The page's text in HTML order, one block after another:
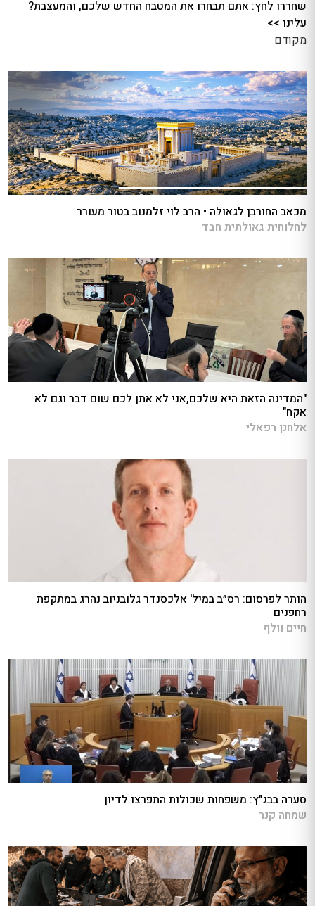
שחררו לחץ: אתם תבחרו את המטבח החדש שלכם, והמעצבת?
עלינו >>
מקודם
מכאב החורבן לגאולה • הרב לוי זלמנוב בטור מעורר
לחלוחית גאולתית חבד
"המדינה הזאת היא שלכם,אני לא אתן לכם שום דבר וגם לא
אקח"
אלחנן רפאלי
הותר לפרסום: רס״ב במיל' אלכסנדר גלובניוב נהרג במתקפת
רחפנים
חיים וולף
סערה בבג"ץ: משפחות שכולות התפרצו לדיון
שמחה קנר